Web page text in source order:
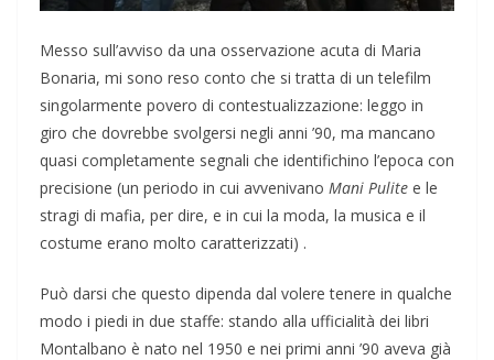
Messo sull’avviso da una osservazione acuta di Maria
Bonaria, mi sono reso conto che si tratta di un telefilm
singolarmente povero di contestualizzazione: leggo in
giro che dovrebbe svolgersi negli anni ’90, ma mancano
quasi completamente segnali che identifichino l’epoca con
precisione (un periodo in cui avvenivano Mani Pulite e le
stragi di mafia, per dire, e in cui la moda, la musica e il
costume erano molto caratterizzati) .
Può darsi che questo dipenda dal volere tenere in qualche
modo i piedi in due staffe: stando alla ufficialità dei libri
Montalbano è nato nel 1950 e nei primi anni ’90 aveva già